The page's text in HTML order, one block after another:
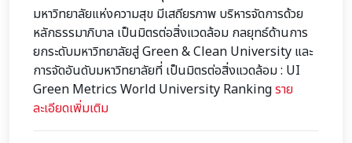
มหาวิทยาลัยแห่งความสุข มีเสถียรภาพ บริหารจัดการด้วย
หลักธรรมาภิบาล เป็นมิตรต่อสิ่งแวดล้อม กลยุทธ์ด้านการ
ยกระดับมหาวิทยาลัยสู่ Green & Clean University และ
การจัดอันดับมหาวิทยาลัยที่ เป็นมิตรต่อสิ่งแวดล้อม : UI
Green Metrics World University Rankingราย
ละเอียดเพิ่มเติม